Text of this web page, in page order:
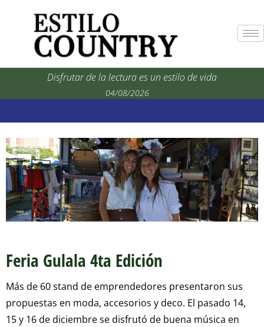
Disfrutar de la lectura es un estilo de vida
04/08/2026
Feria Gulala 4ta Edición
Más de 60 stand de emprendedores presentaron sus
propuestas en moda, accesorios y deco. El pasado 14,
15 y 16 de diciembre se disfrutó de buena música en